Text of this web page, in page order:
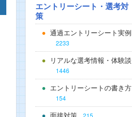
エントリーシート・選考対
策
通過エントリーシート実例
2233
リアルな選考情報・体験談
1446
エントリーシートの書き方
154
215